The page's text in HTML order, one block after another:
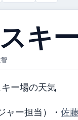
キ
ー場の天気
ャー担当） ・ 佐